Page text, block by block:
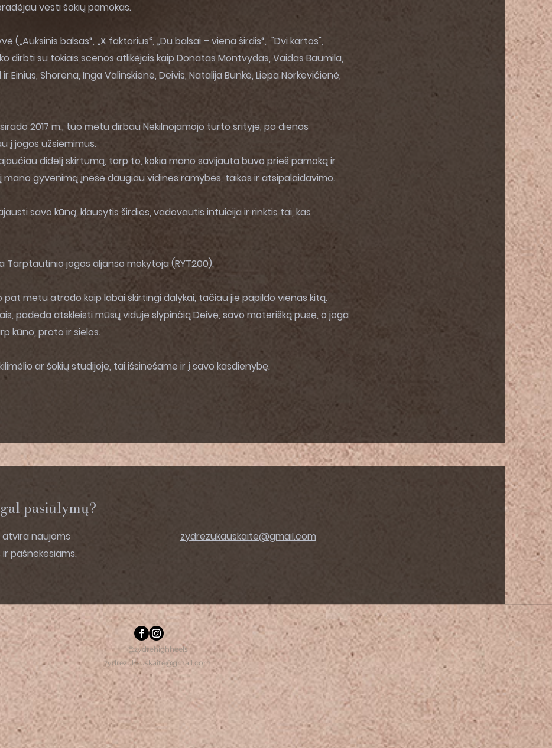
vesti šokių pamokas.
(„Auksinis balsas“, „X faktorius“, „Du balsai – viena širdis“, "Dvi kartos",
dirbti su tokiais scenos atlikėjais kaip Donatas Montvydas, Vaidas Baumila,
ir Einius, Shorena, Inga Valinskienė, Deivis, Natalija Bunkė, Liepa Norkevičienė,
2017 m., tuo metu dirbau Nekilnojamojo turto srityje, po dienos
į jogos užsiėmimus.
didelį skirtumą, tarp to, kokia mano savijauta buvo prieš pamoką ir
mano gyvenimą įnešė daugiau vidinės ramybės, taikos ir atsipalaidavimo.
savo kūną, klausytis širdies, vadovautis intuicija ir rinktis tai, kas
jogos aljanso mokytoja (RYT200).
pat metu atrodo kaip labai skirtingi dalykai, tačiau jie papildo vienas kitą.
padeda atskleisti mūsų viduje slypinčią Deivę, savo moterišką pusę, o joga
kūno, proto ir sielos.
ar šokių studijoje, tai išsinešame ir į savo kasdienybę.
pasiūlymų?
atvira naujoms
pašnekesiams.
zydrezukauskaite@gmail.com
@zydrehighheels
zydrezukauskaite@gmail.com